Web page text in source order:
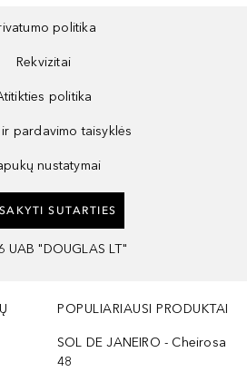
politika
Rekvizitai
politika
ir pardavimo taisyklės
nustatymai
SUTARTIES
UAB "DOUGLAS LT"
POPULIARIAUSI PRODUKTAI
SOL DE JANEIRO - Cheirosa
48